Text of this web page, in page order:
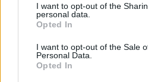
not limited to your visit or usage
grant or deny consent to Google
use your data for below specified
consent section.
I want to opt-out of the
personal data.
Opted In
I want to opt-out of the Sale
Personal Data.
Opted In